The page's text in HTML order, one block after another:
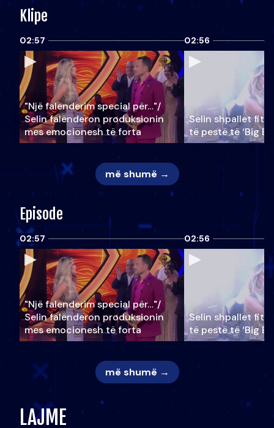
Klipe
02:57
"Një falenderim special për…"/
Selin falënderon produksionin
mes emocionesh të forta
02:56
Selin shpallet
të pestë të ‘Big
më shumë →
Episode
02:57
"Një falenderim special për…"/
Selin falënderon produksionin
mes emocionesh të forta
02:56
Selin shpallet
të pestë të ‘Big
më shumë →
LAJME